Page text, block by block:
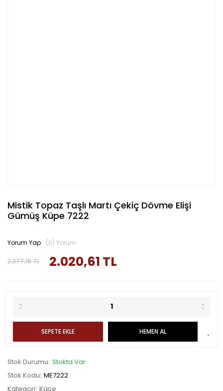
Mistik Topaz Taşlı Martı Çekiç Dövme Elişi
Gümüş Küpe 7222
2.377,19 TL 2.020,61 TL
Yorum Yap (0) Yorum
SEPETE EKLE HEMEN AL
Stok Durumu Stokta Var
Stok Kodu ME7222
Kategori Küpe